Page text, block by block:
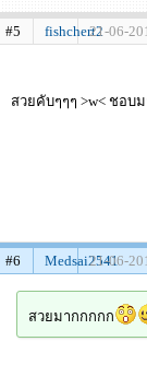
#5 fishchert221-06-
สวยคับๆๆๆ >w< ชอบ
#6 Medsai2541
21-06-
สวยมากกกกก